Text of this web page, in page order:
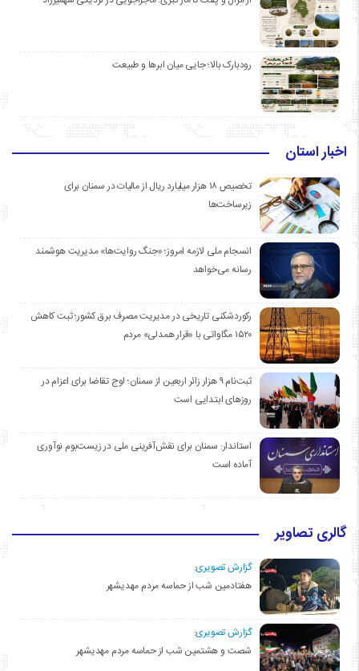
رودبارک بالا؛ جایی میان ابرها و طبیعت
اخبار استان
تخصیص ۱۸ هزار میلیارد ریال از مالیات در سمنان برای
زیرساخت‌ها
انسجام ملی لازمه امروز؛ «جنگ روایت‌ها» مدیریت هوشمند
رسانه می‌خواهد
رکوردشکنی تاریخی در مدیریت مصرف برق کشور؛ ثبت کاهش
۱۵۲۰ مگاواتی با «قرار همدلی» مردم
ثبت‌نام ۹ هزار زائر اربعین از سمنان؛ اوج تقاضا برای اعزام در
روزهای ابتدایی است
استاندار: سمنان برای نقش‌آفرینی ملی در زیست‌بوم نوآوری
آماده است
گالری تصاویر
گزارش تصویری:
هفتادمین شب از حماسه مردم مهدیشهر
گزارش تصویری:
شصت و هشتمین شب از حماسه مردم مهدیشهر